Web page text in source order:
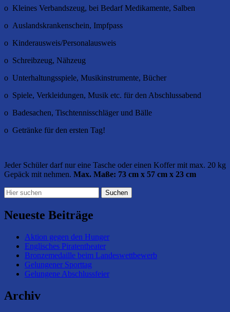
o Kleines Verbandszeug, bei Bedarf Medikamente, Salben
o Auslandskrankenschein, Impfpass
o Kinderausweis/Personalausweis
o Schreibzeug, Nähzeug
o Unterhaltungsspiele, Musikinstrumente, Bücher
o Spiele, Verkleidungen, Musik etc. für den Abschlussabend
o Badesachen, Tischtennisschläger und Bälle
o Getränke für den ersten Tag!
Jeder Schüler darf nur eine Tasche oder einen Koffer mit max. 20 kg
Gepäck mit nehmen. Max. Maße: 73 cm x 57 cm x 23 cm
Neueste Beiträge
Aktion gegen den Hunger
Englisches Piratentheater
Bronzemedaille beim Landeswettbewerb
Gelungener Sporttag
Gelungene Abschlussfeier
Archiv